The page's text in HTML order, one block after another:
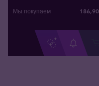
Мы покупаем 186,90